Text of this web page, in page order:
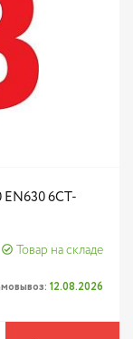
EN630 6CT-
Товар на складе
12.08.2026